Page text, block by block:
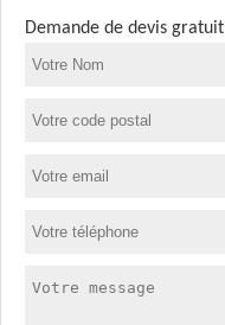
Demande de devis gratuit